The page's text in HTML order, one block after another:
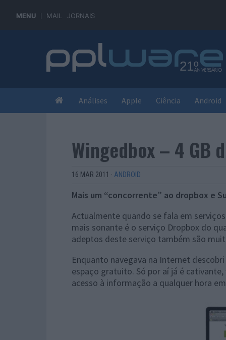
MENU MAIL JORNAIS
Análises Apple Ciência Android
Wingedbox – 4 GB
16 MAR 2011 · ANDROID
Mais um “concorrente” ao dropbox e
Actualmente quando se fala em
mais sonante é o serviço Dropbox do
adeptos deste serviço também são
Enquanto navegava na Internet
espaço gratuito. Só por aí já é
acesso à informação a qualquer hora